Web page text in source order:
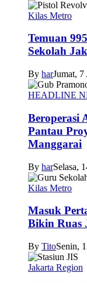
Kilas Metro
Temuan
Sekolah
By harJumat,
HEADLINE
Beroperasi
Pantau
Manggarai
By harSelasa,
Kilas Metro
Masuk
Bikin Ruas
By TitoSenin,
Jakarta Region